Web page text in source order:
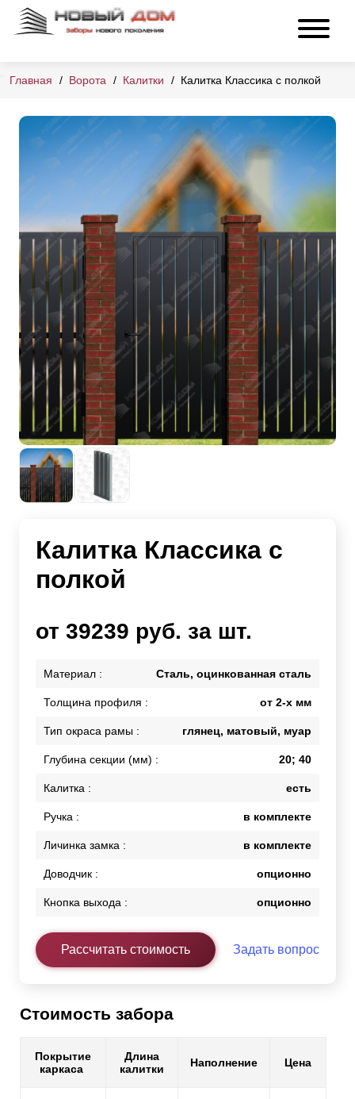
Главная Ворота Калитки Калитка Классика с полкой
Калитка Классика с
полкой
от 39239 руб. за шт.
Материал : Сталь, оцинкованная сталь
Толщина профиля : от 2-х мм
Тип окраса рамы : глянец, матовый, муар
Глубина секции (мм) : 20; 40
Калитка : есть
Ручка : в комплекте
Личинка замка : в комплекте
Доводчик : опционно
Кнопка выхода : опционно
Рассчитать стоимость Задать вопрос
Стоимость забора
Покрытие
каркаса
Длина
калитки
Наполнение Цена